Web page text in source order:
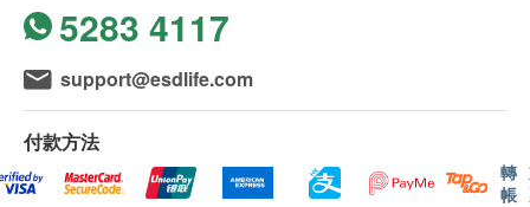
$500 AEON 禮券
總膽固醇
低密度膽固醇
總及高密度膽固醇比例
三酸甘油脂
極低密度膽固醇
5283 4117
support@esdlife.com
付款方法
轉
帳